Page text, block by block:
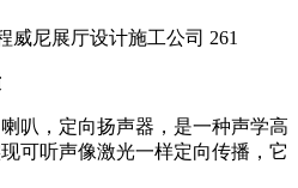
威尼展厅设计施工公司 261
叭，定向扬声器，是一种声学高
可听声像激光一样定向传播，它